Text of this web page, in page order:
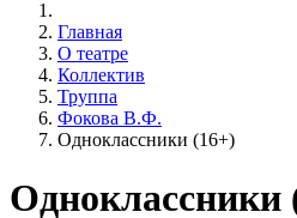
Главная
О театре
Коллектив
Труппа
Фокова В.Ф.
Одноклассники (16+)
Одноклассники